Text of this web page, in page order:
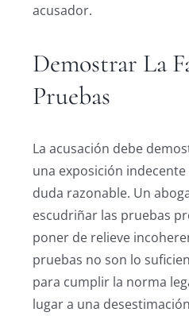
acusador.
Demostrar La
Pruebas
La acusación debe
una exposición
duda razonable. Un
escudriñar las pruebas
poner de relieve
pruebas no son lo
para cumplir la norma
lugar a una